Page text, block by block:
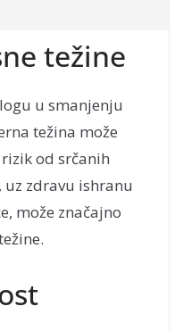
težine
u smanjenju
težina može
od srčanih
zdravu ishranu
može značajno